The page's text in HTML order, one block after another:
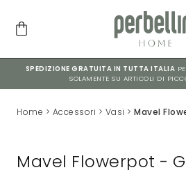
SPEDIZIONE GRATUITA IN TUTTA ITALIA
SOLAMENTE SU ARTICOLI DI
Home > Accessori > Vasi > Mavel
Mavel Flowerpot -